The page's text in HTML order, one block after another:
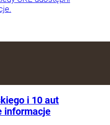
i 10 aut
informacje